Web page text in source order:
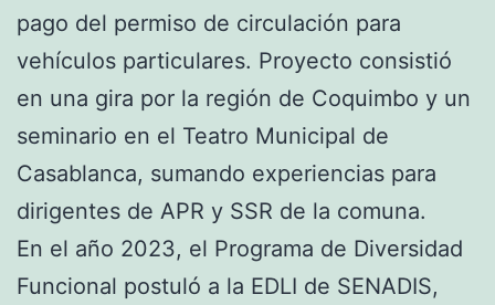
pago del permiso de circulación para
vehículos particulares. Proyecto consistió
en una gira por la región de Coquimbo y un
seminario en el Teatro Municipal de
Casablanca, sumando experiencias para
dirigentes de APR y SSR de la comuna.
En el año 2023, el Programa de Diversidad
Funcional postuló a la EDLI de SENADIS,